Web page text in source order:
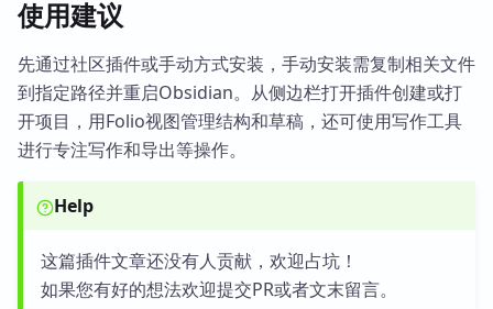
使用建议
先通过社区插件或手动方式安装，手动安装需复制相关文件
到指定路径并重启Obsidian。从侧边栏打开插件创建或打
开项目，用Folio视图管理结构和草稿，还可使用写作工具
进行专注写作和导出等操作。
Help
这篇插件文章还没有人贡献，欢迎占坑！
如果您有好的想法欢迎提交PR或者文末留言。